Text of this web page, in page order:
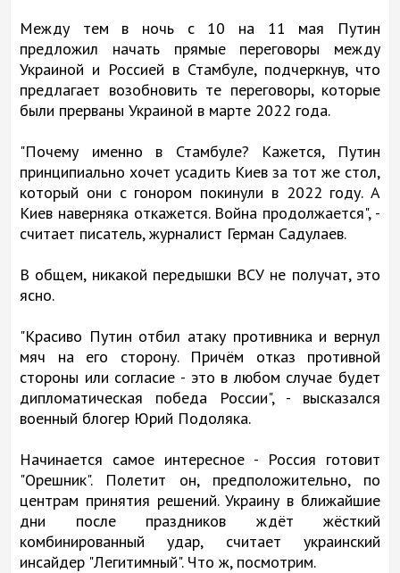
Между тем в ночь с 10 на 11 мая Путин
предложил начать прямые переговоры между
Украиной и Россией в Стамбуле, подчеркнув, что
предлагает возобновить те переговоры, которые
были прерваны Украиной в марте 2022 года.
"Почему именно в Стамбуле? Кажется, Путин
принципиально хочет усадить Киев за тот же стол,
который они с гонором покинули в 2022 году. А
Киев наверняка откажется. Война продолжается", -
считает писатель, журналист Герман Садулаев.
В общем, никакой передышки ВСУ не получат, это
ясно.
"Красиво Путин отбил атаку противника и вернул
мяч на его сторону. Причём отказ противной
стороны или согласие - это в любом случае будет
дипломатическая победа России", - высказался
военный блогер Юрий Подоляка.
Начинается самое интересное - Россия готовит
"Орешник". Полетит он, предположительно, по
центрам принятия решений. Украину в ближайшие
дни после праздников ждёт жёсткий
комбинированный удар, считает украинский
инсайдер "Легитимный". Что ж, посмотрим.